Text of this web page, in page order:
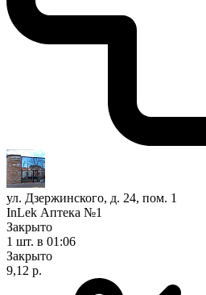
ул. Дзержинского, д. 24, пом. 1
InLek Аптека №1
Закрыто
1 шт. в 01:06
Закрыто
9,12 р.